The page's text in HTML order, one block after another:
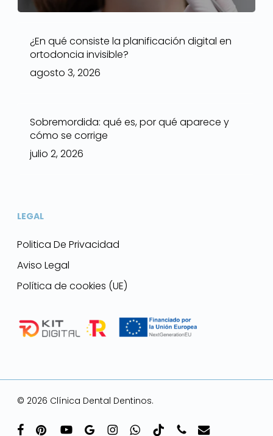
¿En qué consiste la planificación digital en
ortodoncia invisible?
agosto 3, 2026
Sobremordida: qué es, por qué aparece y
cómo se corrige
julio 2, 2026
LEGAL
Politica De Privacidad
Aviso Legal
Política de cookies (UE)
© 2026 Clínica Dental Dentinos.
facebookpinterestyoutubegoogle-instagramwhatsapp
tiktok phoneemail